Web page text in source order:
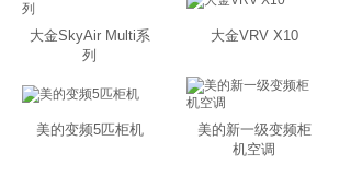
大金SkyAir Multi系
列
大金VRV X10
美的变频5匹柜机
美的新一级变频柜
机空调